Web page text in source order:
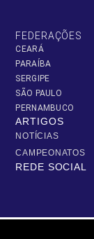
FEDERAÇÕES
CEARÁ
PARAÍBA
SERGIPE
SÃO PAULO
PERNAMBUCO
ARTIGOS
NOTÍCIAS
CAMPEONATOS
REDE SOCIAL